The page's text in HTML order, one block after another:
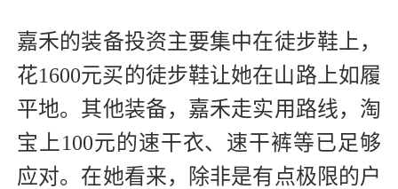
嘉禾的装备投资主要集中在徒步鞋上，
花1600元买的徒步鞋让她在山路上如履
平地。其他装备，嘉禾走实用路线，淘
宝上100元的速干衣、速干裤等已足够
应对。在她看来，除非是有点极限的户